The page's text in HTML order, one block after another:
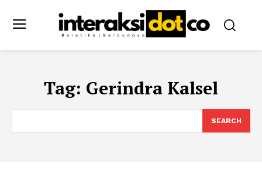
Tag: Gerindra Kalsel
SEARCH